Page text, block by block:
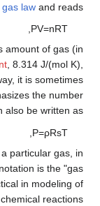
gas law and reads
PV=nRT
,
amount of gas (in
, 8.314 J/(mol K),
it is sometimes
the number
also be written as
P=ρRsT
,
particular gas, in
is the "gas
in modeling of
reactions.